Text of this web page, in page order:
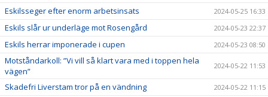
Eskilsseger efter enorm arbetsinsats 2024-05-25 16:33
Eskils slår ur underläge mot Rosengård 2024-05-23 22:37
Eskils herrar imponerade i cupen 2024-05-23 08:50
Motståndarkoll: ”Vi vill så klart vara med i toppen hela
vägen”
2024-05-22 11:53
Skadefri Liverstam tror på en vändning 2024-05-22 11:15